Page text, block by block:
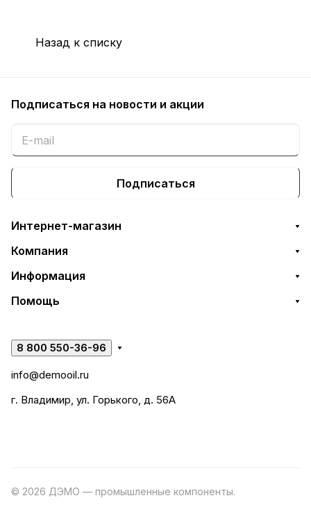
Назад к списку
Подписаться на новости и акции
Подписаться
Интернет-магазин
Компания
Информация
Помощь
8 800 550-36-96
info@demooil.ru
г. Владимир, ул. Горького, д. 56А
© 2026 ДЭМО — промышленные компоненты.